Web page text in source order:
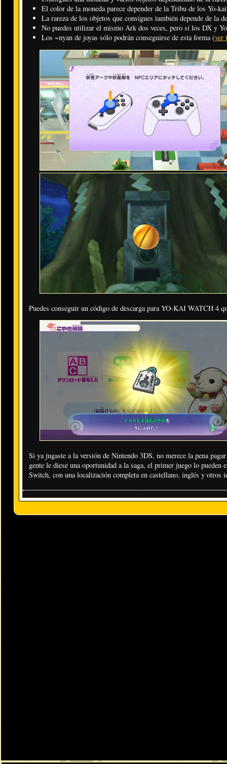
El color de la moneda parece depender de la Tribu de los Yo-
La rareza de los objetos que consigues también depende de la
No puedes utilizar el mismo Ark dos veces, pero sí los DX y
Los ~nyan de joyas sólo podrán conseguirse de esta forma (ver
Puedes conseguir un código de descarga para YO-KAI WATCH 4
Si ya jugaste a la versión de Nintendo 3DS, no merece la pena
gente le diese una oportunidad a la saga, el primer juego lo
Switch, con una localización completa en castellano, inglés y